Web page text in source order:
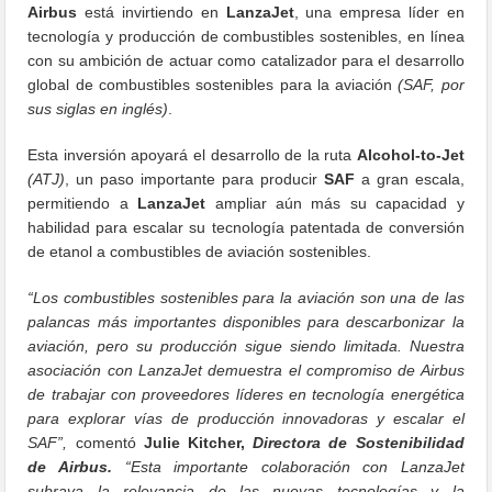
Airbus está invirtiendo en LanzaJet, una empresa líder en
tecnología y producción de combustibles sostenibles, en línea
con su ambición de actuar como catalizador para el desarrollo
global de combustibles sostenibles para la aviación(SAF, por
sus siglas en inglés)
Esta inversión apoyará el desarrollo de la ruta Alcohol-to-Jet
(ATJ) , un paso importante para producir SAF a gran escala,
permitiendo a LanzaJet ampliar aún más su capacidad y
habilidad para escalar su tecnología patentada de conversión
de etanol a combustibles de aviación sostenibles.
“Los combustibles sostenibles para la aviación son una de las
palancas más importantes disponibles para descarbonizar la
aviación, pero su producción sigue siendo limitada. Nuestra
asociación con LanzaJet demuestra el compromiso de Airbus
de trabajar con proveedores líderes en tecnología energética
para explorar vías de producción innovadoras y escalar el
SAF”,
comentó Julie Kitcher,Directora de Sostenibilidad
de Airbus.
“Esta importante colaboración con LanzaJet